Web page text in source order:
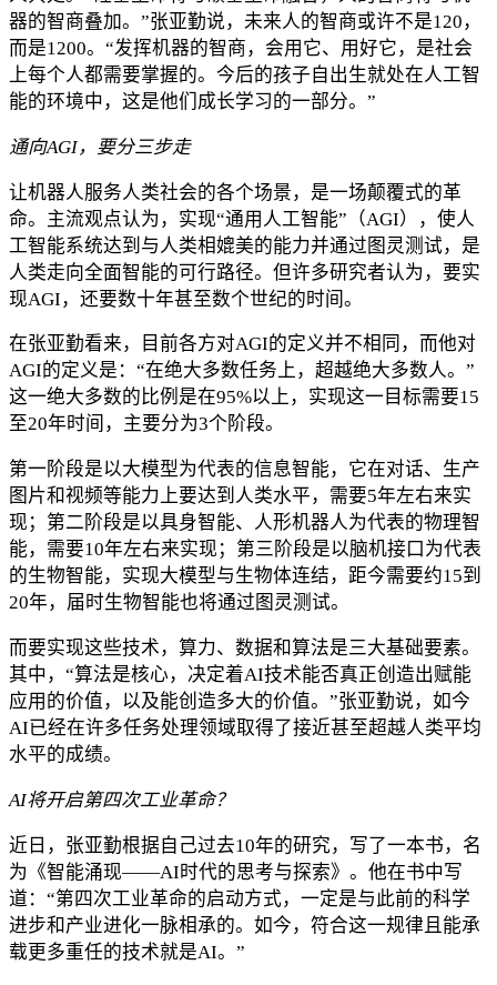
器的智商叠加。”张亚勤说，未来人的智商或许不是120，
而是1200。“发挥机器的智商，会用它、用好它，是社会
上每个人都需要掌握的。今后的孩子自出生就处在人工智
能的环境中，这是他们成长学习的一部分。”
通向AGI，要分三步走
让机器人服务人类社会的各个场景，是一场颠覆式的革
命。主流观点认为，实现“通用人工智能”（AGI），使人
工智能系统达到与人类相媲美的能力并通过图灵测试，是
人类走向全面智能的可行路径。但许多研究者认为，要实
现AGI，还要数十年甚至数个世纪的时间。
在张亚勤看来，目前各方对AGI的定义并不相同，而他对
AGI的定义是：“在绝大多数任务上，超越绝大多数人。”
这一绝大多数的比例是在95%以上，实现这一目标需要15
至20年时间，主要分为3个阶段。
第一阶段是以大模型为代表的信息智能，它在对话、生产
图片和视频等能力上要达到人类水平，需要5年左右来实
现；第二阶段是以具身智能、人形机器人为代表的物理智
能，需要10年左右来实现；第三阶段是以脑机接口为代表
的生物智能，实现大模型与生物体连结，距今需要约15到
20年，届时生物智能也将通过图灵测试。
而要实现这些技术，算力、数据和算法是三大基础要素。
其中，“算法是核心，决定着AI技术能否真正创造出赋能
应用的价值，以及能创造多大的价值。”张亚勤说，如今
AI已经在许多任务处理领域取得了接近甚至超越人类平均
水平的成绩。
AI将开启第四次工业革命？
近日，张亚勤根据自己过去10年的研究，写了一本书，名
为《智能涌现——AI时代的思考与探索》。他在书中写
道：“第四次工业革命的启动方式，一定是与此前的科学
进步和产业进化一脉相承的。如今，符合这一规律且能承
载更多重任的技术就是AI。”